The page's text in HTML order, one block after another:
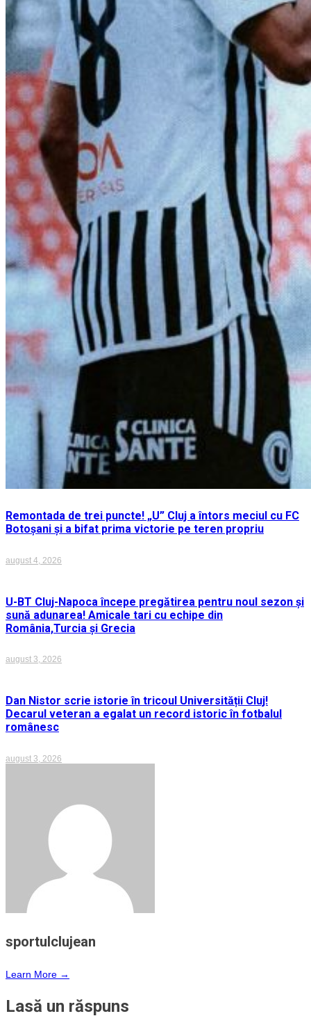
Remontada de trei puncte! „U” Cluj a întors meciul cu FC
Botoșani și a bifat prima victorie pe teren propriu
august 4, 2026
U-BT Cluj-Napoca începe pregătirea pentru noul sezon și
sună adunarea! Amicale tari cu echipe din
România,Turcia și Grecia
august 3, 2026
Dan Nistor scrie istorie în tricoul Universității Cluj!
Decarul veteran a egalat un record istoric în fotbalul
românesc
august 3, 2026
sportulclujean
Learn More →
Lasă un răspuns